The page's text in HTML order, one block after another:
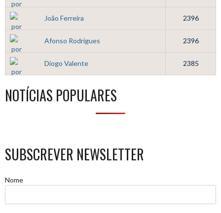
João Ferreira 2396
Afonso Rodrigues 2396
Diogo Valente 2385
NOTÍCIAS POPULARES
SUBSCREVER NEWSLETTER
Nome